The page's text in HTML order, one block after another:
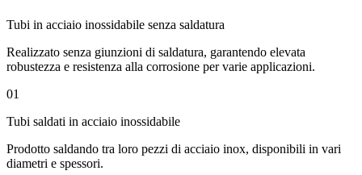
Tubi in acciaio inossidabile senza saldatura
Realizzato senza giunzioni di saldatura, garantendo elevata
robustezza e resistenza alla corrosione per varie applicazioni.
01
Tubi saldati in acciaio inossidabile
Prodotto saldando tra loro pezzi di acciaio inox, disponibili in vari
diametri e spessori.